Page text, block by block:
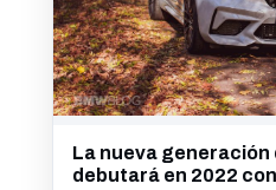
La nueva generación
debutará en 2022